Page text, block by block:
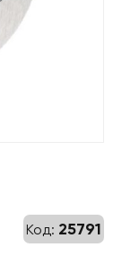
Код: 25791